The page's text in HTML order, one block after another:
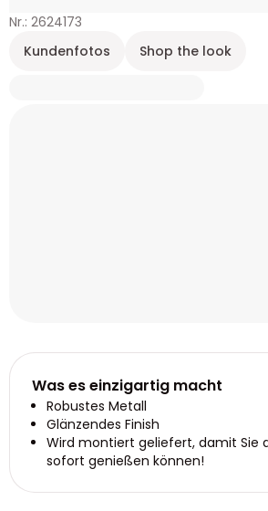
Nr.: 2624173
Kundenfotos
Shop the look
Was es einzigartig macht
Robustes Metall
Glänzendes Finish
Wird montiert geliefert, damit Sie
sofort genießen können!